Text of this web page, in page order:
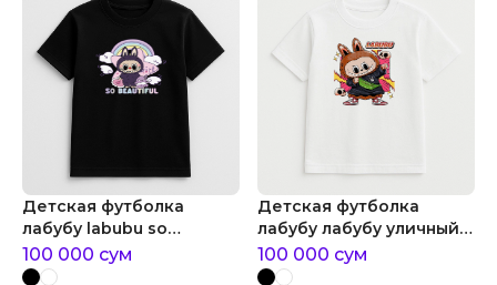
Детская футболка
лабубу labubu so
beautiful
100 000 сум
Детская футболка
лабубу лабубу уличный
стиль
100 000 сум